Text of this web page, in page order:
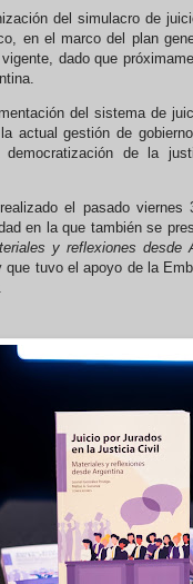
del simulacro de
en el marco del plan
dado que
del sistema de
actual gestión de
democratización de la
el pasado
en la que también se
y reflexiones desde
que tuvo el apoyo de la